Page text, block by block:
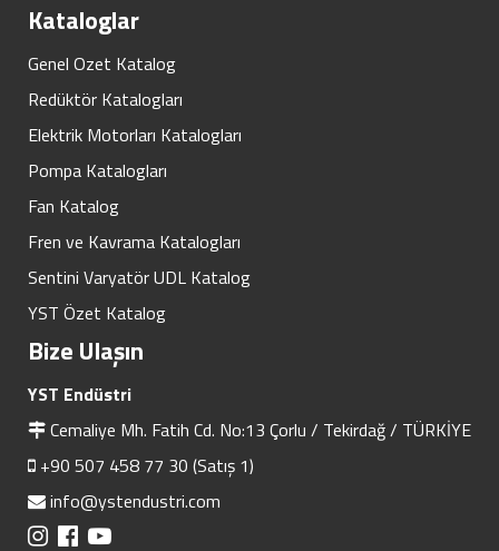
Kataloglar
Genel Ozet Katalog
Redüktör Katalogları
Elektrik Motorları Katalogları
Pompa Katalogları
Fan Katalog
Fren ve Kavrama Katalogları
Sentini Varyatör UDL Katalog
YST Özet Katalog
Bize Ulaşın
YST Endüstri
Cemaliye Mh. Fatih Cd. No:13 Çorlu / Tekirdağ / TÜRKİYE
+90 507 458 77 30 (Satış 1)
info@ystendustri.com